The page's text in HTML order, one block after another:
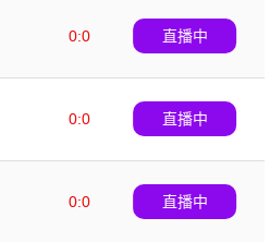
0:0
直播中
0:0
直播中
0:0
直播中